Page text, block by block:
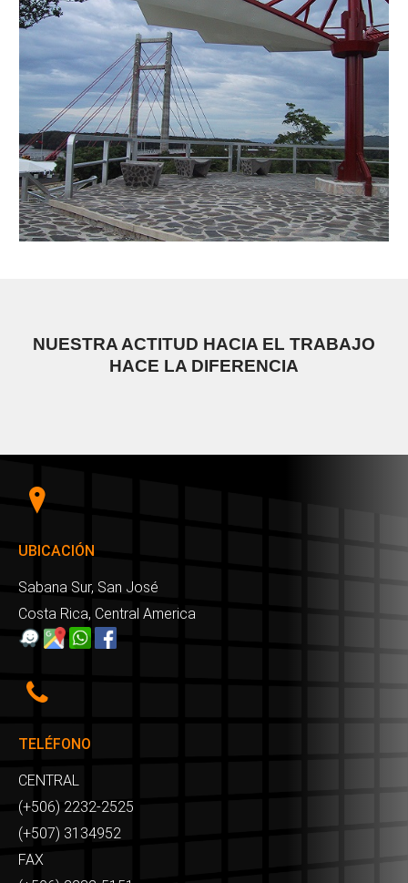
NUESTRA ACTITUD HACIA EL TRABAJO
HACE LA DIFERENCIA
UBICACIÓN
Sabana Sur, San José
Costa Rica, Central America
TELÉFONO
CENTRAL
(+506) 2232-2525
(+507) 3134952
FAX